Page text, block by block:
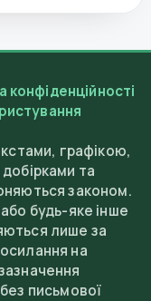
конфіденційності
графікою,
та
законом.
будь-яке інше
лише за
на
письмової